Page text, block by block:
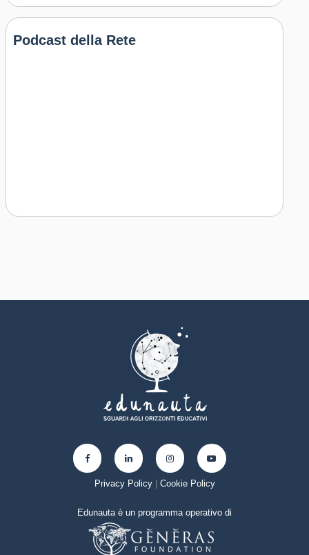
Podcast della Rete
Privacy Policy| Cookie Policy
Edunauta è un programma operativo di